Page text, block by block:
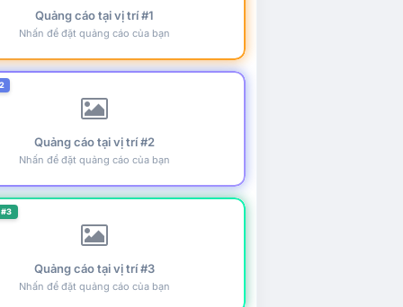
Quảng cáo tại vị trí #1
Nhấn để đặt quảng cáo của bạn
Quảng cáo tại vị trí #2
Nhấn để đặt quảng cáo của bạn
Quảng cáo tại vị trí #3
Nhấn để đặt quảng cáo của bạn